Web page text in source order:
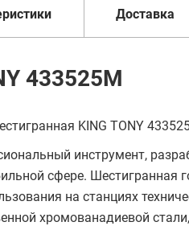
Доставка
433525M
KING TONY
инструмент,
сфере.
на станциях
хромованадиевой